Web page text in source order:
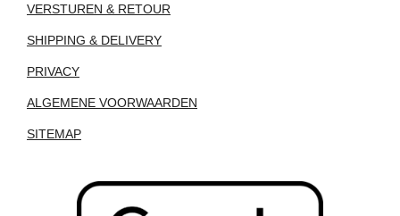
VERSTUREN & RETOUR
SHIPPING & DELIVERY
PRIVACY
ALGEMENE VOORWAARDEN
SITEMAP